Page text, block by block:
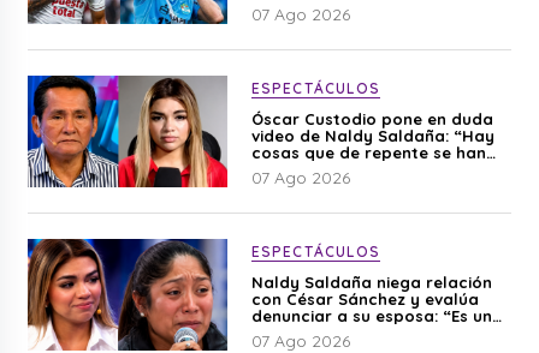
07 Ago 2026
ESPECTÁCULOS
Óscar Custodio pone en duda
video de Naldy Saldaña: “Hay
cosas que de repente se han
editado”
07 Ago 2026
ESPECTÁCULOS
Naldy Saldaña niega relación
con César Sánchez y evalúa
denunciar a su esposa: “Es una
difamación”
07 Ago 2026